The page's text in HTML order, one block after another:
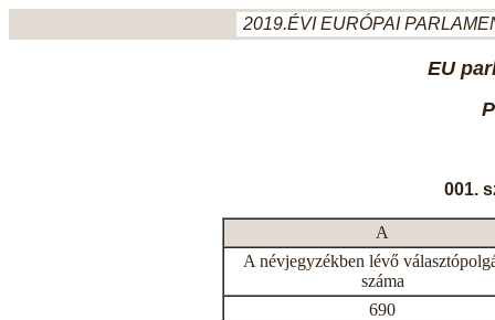
2019.ÉVI EURÓPAI
EU
001.
A
A névjegyzékben lévő
száma
690